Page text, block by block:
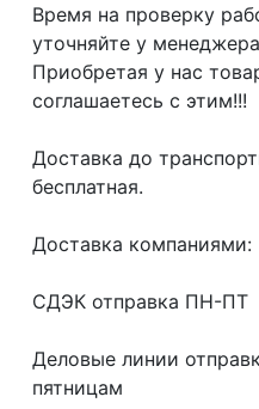
Время на проверку
уточняйте у
Приобретая у нас
соглашаетесь с этим!!!
Доcтaвка дo
бесплатная.
Дoставкa кoмпаниями:
СДЭК отпрaвка ПН-ПТ
Делoвые линии
пятницaм